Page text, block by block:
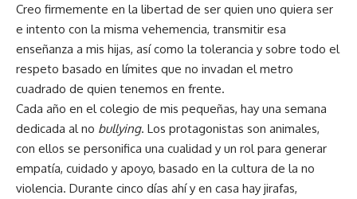
Creo firmemente en la libertad de ser quien uno quiera ser
e intento con la misma vehemencia, transmitir esa
enseñanza a mis hijas, así como la tolerancia y sobre todo el
respeto basado en límites que no invadan el metro
cuadrado de quien tenemos en frente.
Cada año en el colegio de mis pequeñas, hay una semana
dedicada al no bullying. Los protagonistas son animales,
con ellos se personifica una cualidad y un rol para generar
empatía, cuidado y apoyo, basado en la cultura de la no
violencia. Durante cinco días ahí y en casa hay jirafas,